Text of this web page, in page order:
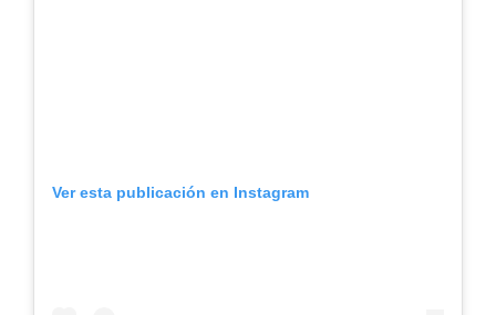
Ver esta publicación en Instagram